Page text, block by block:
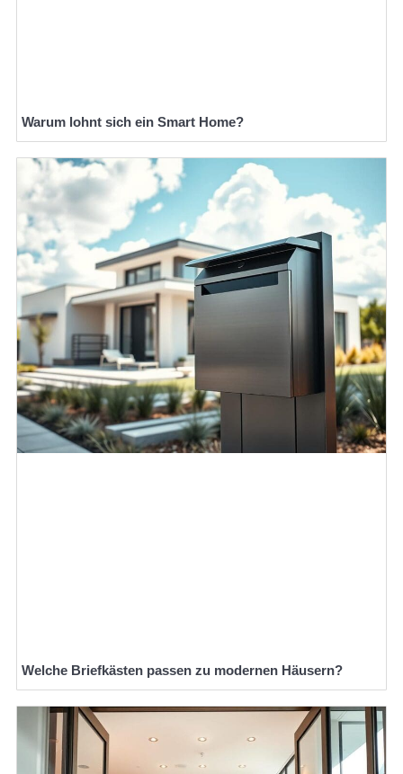
Warum lohnt sich ein Smart Home?
Welche Briefkästen passen zu modernen Häusern?